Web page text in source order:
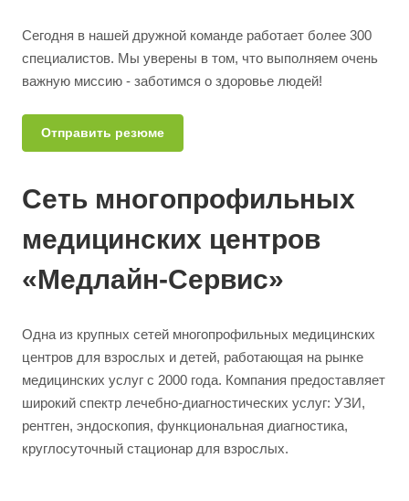
Сегодня в нашей дружной команде работает более 300
специалистов. Мы уверены в том, что выполняем очень
важную миссию - заботимся о здоровье людей!
Отправить резюме
Сеть многопрофильных
медицинских центров
«Медлайн-Сервис»
Одна из крупных сетей многопрофильных медицинских
центров для взрослых и детей, работающая на рынке
медицинских услуг с 2000 года. Компания предоставляет
широкий спектр лечебно-диагностических услуг: УЗИ,
рентген, эндоскопия, функциональная диагностика,
круглосуточный стационар для взрослых.